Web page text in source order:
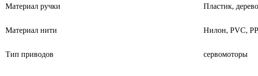
Материал ручки Пластик, дерево
Материал нити Нилон, PVC,
Тип приводов сервомоторы